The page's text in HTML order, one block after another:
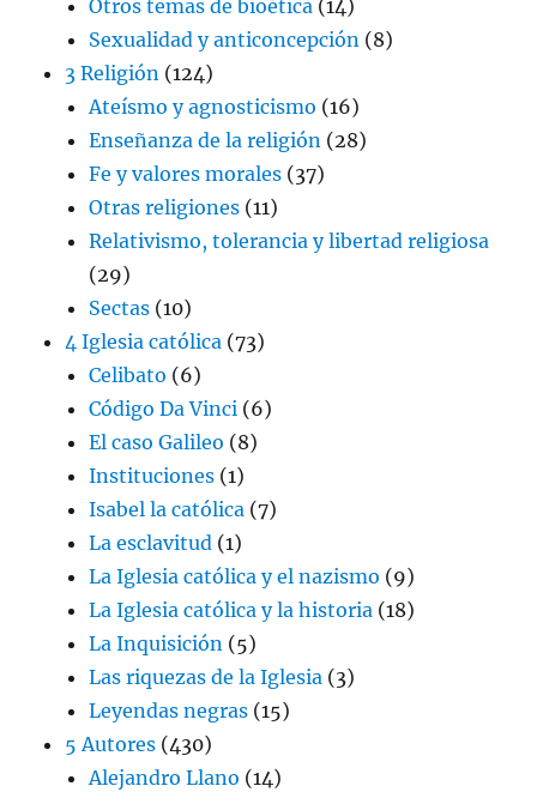
Otros temas de bioética (14)
Sexualidad y anticoncepción (8)
3 Religión (124)
Ateísmo y agnosticismo (16)
Enseñanza de la religión (28)
Fe y valores morales (37)
Otras religiones (11)
Relativismo, tolerancia y libertad religiosa
(29)
Sectas (10)
4 Iglesia católica (73)
Celibato (6)
Código Da Vinci (6)
El caso Galileo (8)
Instituciones (1)
Isabel la católica (7)
La esclavitud (1)
La Iglesia católica y el nazismo (9)
La Iglesia católica y la historia (18)
La Inquisición (5)
Las riquezas de la Iglesia (3)
Leyendas negras (15)
5 Autores (430)
Alejandro Llano (14)